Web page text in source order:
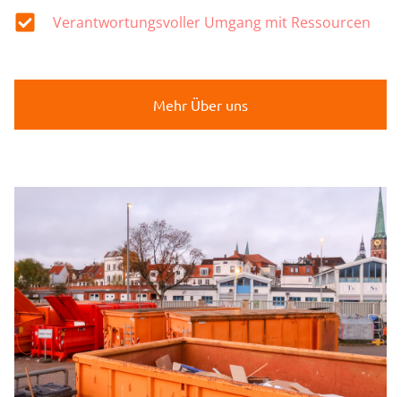
Verantwortungsvoller Umgang mit Ressourcen
Mehr Über uns